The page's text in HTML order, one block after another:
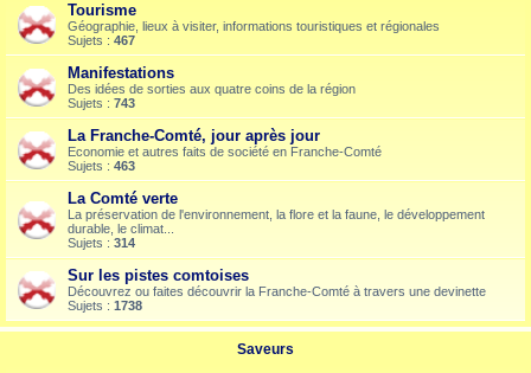
Tourisme
Géographie, lieux à visiter, informations touristiques et régionales
Sujets : 467
Manifestations
Des idées de sorties aux quatre coins de la région
Sujets : 743
La Franche-Comté, jour après jour
Economie et autres faits de société en Franche-Comté
Sujets : 463
La Comté verte
La préservation de l'environnement, la flore et la faune, le développement
durable, le climat...
Sujets : 314
Sur les pistes comtoises
Découvrez ou faites découvrir la Franche-Comté à travers une devinette
Sujets : 1738
Saveurs